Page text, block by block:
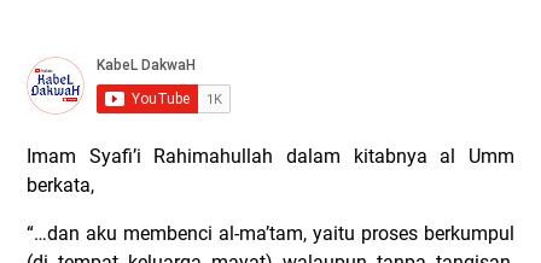
Imam Syafi’i Rahimahullah dalam kitabnya al Umm
berkata,
“…dan aku membenci al-ma’tam, yaitu proses berkumpul